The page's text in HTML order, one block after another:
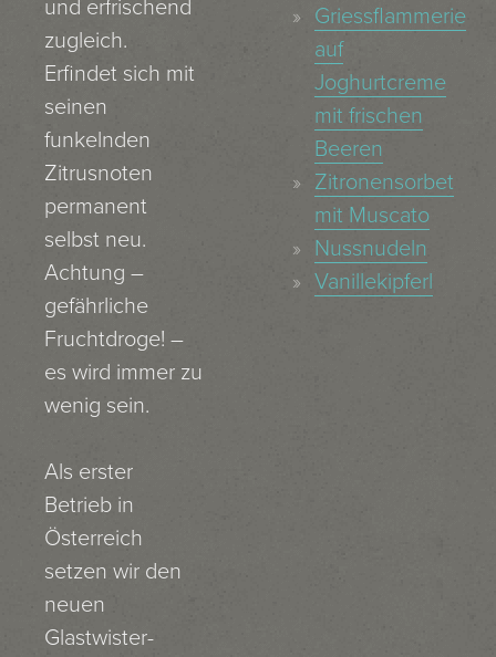
und erfrischend
zugleich.
Erfindet sich mit
seinen
funkelnden
Zitrusnoten
permanent
selbst neu.
Achtung –
gefährliche
Fruchtdroge! –
es wird immer zu
wenig sein.
Als erster
Betrieb in
Österreich
setzen wir den
neuen
Glastwister-
Griessflammerie
auf
Joghurtcreme
mit frischen
Beeren
Zitronensorbet
mit Muscato
Nussnudeln
Vanillekipferl